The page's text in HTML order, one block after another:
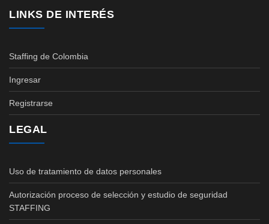
LINKS DE INTERÉS
Staffing de Colombia
Ingresar
Registrarse
LEGAL
Uso de tratamiento de datos personales
Autorización proceso de selección y estudio de seguridad
STAFFING